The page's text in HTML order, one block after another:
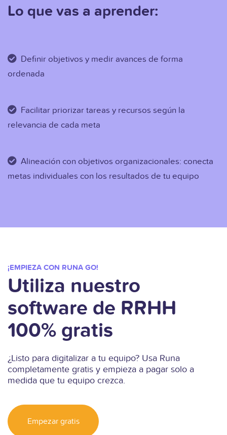
Lo que vas a aprender:
Definir objetivos y medir avances de forma
ordenada
Facilitar priorizar tareas y recursos según la
relevancia de cada meta
Alineación con objetivos organizacionales: conecta
metas individuales con los resultados de tu equipo
¡EMPIEZA CON RUNA GO!
Utiliza nuestro
software de RRHH
100% gratis
¿Listo para digitalizar a tu equipo? Usa Runa
completamente gratis y empieza a pagar solo a
medida que tu equipo crezca.
Empezar gratis